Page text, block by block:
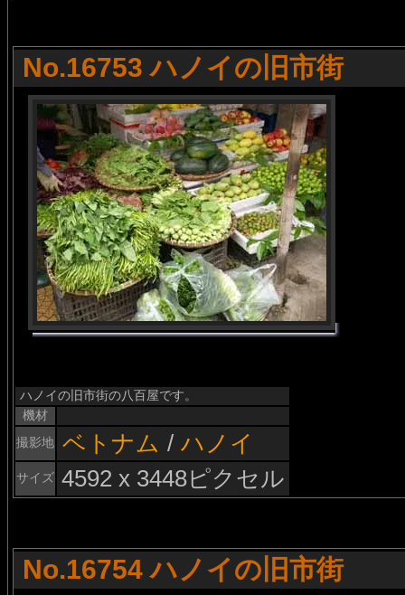
No.16753 ハノイの旧市街
ハノイの旧市街の八百屋です。
機材
撮影地 ベトナム / ハノイ
サイズ 4592 x 3448ピクセル
No.16754 ハノイの旧市街